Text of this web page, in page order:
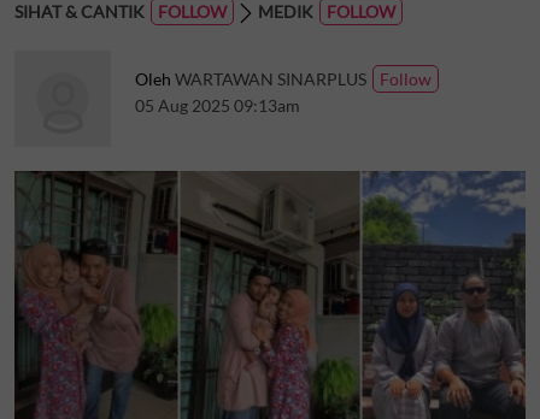
SIHAT & CANTIK MEDIK
Oleh WARTAWAN SINARPLUS
05 Aug 2025 09:13am